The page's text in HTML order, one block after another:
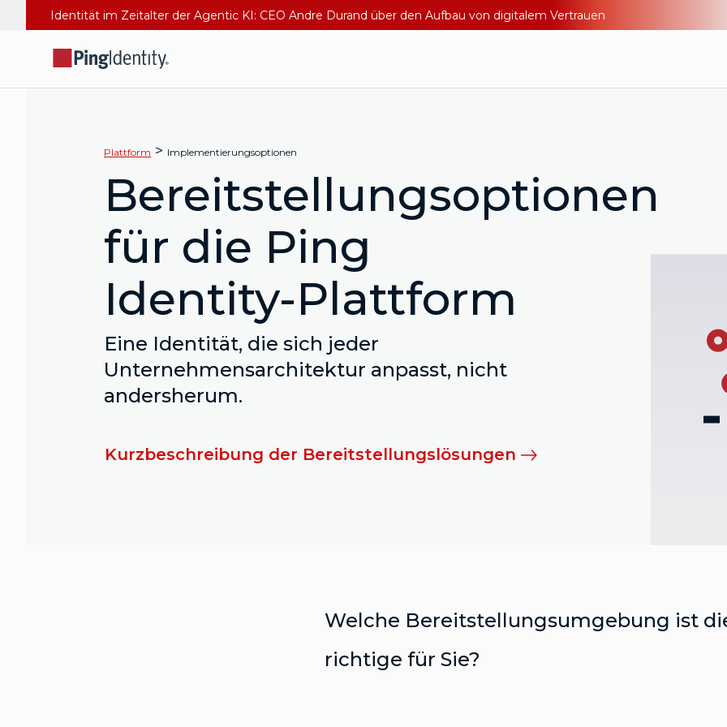
Identität im Zeitalter der Agentic KI: CEO Andre Durand über den Aufbau von digitalem Vertrauen
Plattform > Implementierungsoptionen
Bereitstellungsoptionen
für die Ping
Identity-Plattform
Eine Identität, die sich jeder
Unternehmensarchitektur anpasst, nicht
andersherum.
Kurzbeschreibung der Bereitstellungslösungen
Welche Bereitstellungsumgebung ist
richtige für Sie?